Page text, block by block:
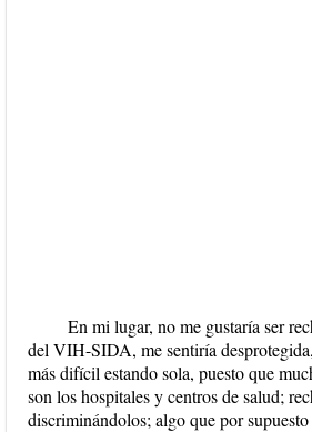
En mi lugar, no me gustaría ser
del VIH-SIDA, me sentiría
más difícil estando sola, puesto que
son los hospitales y centros de salud;
discriminándolos; algo que por